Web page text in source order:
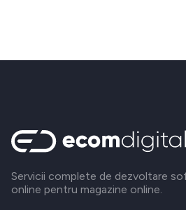
Servicii complete de dezvoltare
online pentru magazine online.